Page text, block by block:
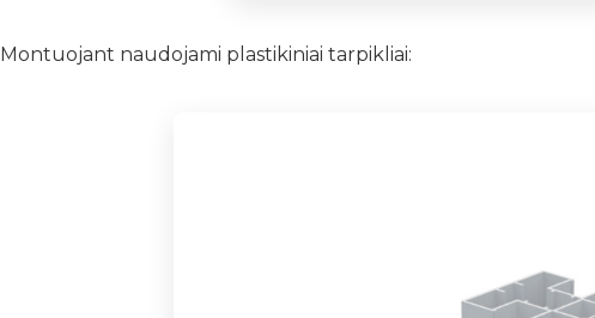
Montuojant naudojami plastikiniai tarpikliai: